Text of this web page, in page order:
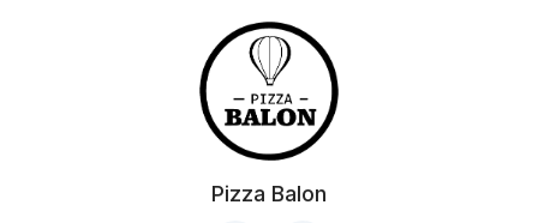
Pizza Balon